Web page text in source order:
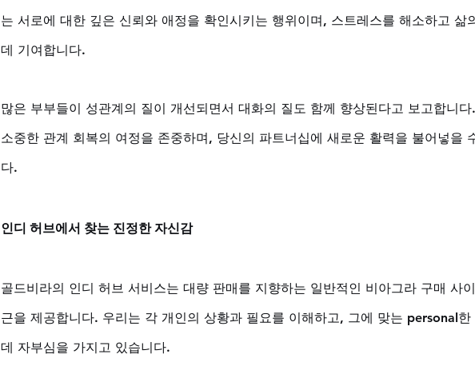
는 서로에 대한 깊은 신뢰와 애정을 확인시키는 행위이며, 스트레스를 해소하고 삶
데 기여합니다.
많은 부부들이 성관계의 질이 개선되면서 대화의 질도 함께 향상된다고 보고합니
소중한 관계 회복의 여정을 존중하며, 당신의 파트너십에 새로운 활력을 불어넣을
다.
인디 허브에서 찾는 진정한 자신감
골드비라의 인디 허브 서비스는 대량 판매를 지향하는 일반적인 비아그라 구매 사
근을 제공합니다. 우리는 각 개인의 상황과 필요를 이해하고, 그에 맞는 personal한
데 자부심을 가지고 있습니다.